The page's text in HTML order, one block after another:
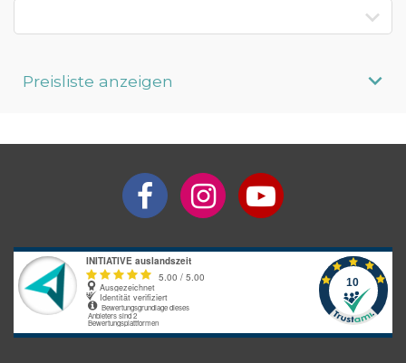
Preisliste anzeigen
Interesse an längerem
Anfrage
Programmpreisen handelt es sich um Circa-Angaben des
Anbieters, die je nach gewünschter Unterkunftsart und optionalen
Zusatzleistungen variieren können.